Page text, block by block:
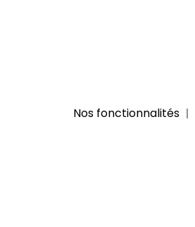
Nos fonctionnalités